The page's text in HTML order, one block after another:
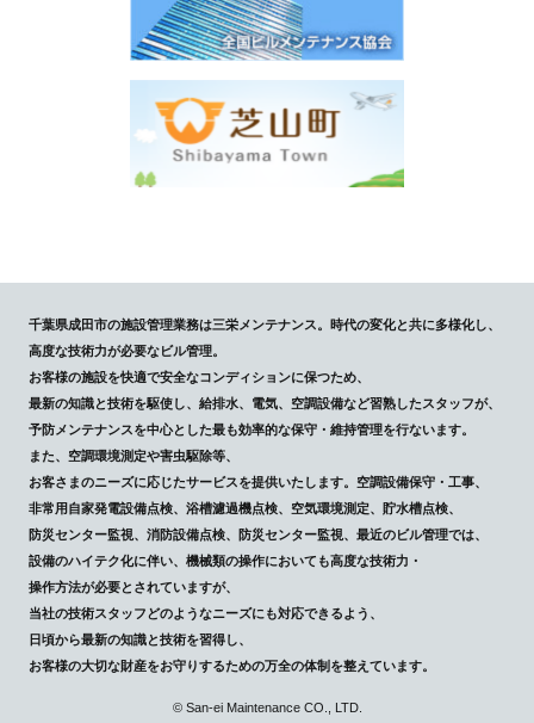
千葉県成田市の施設管理業務は三栄メンテナンス。時代の変化と共に多様化し、
高度な技術力が必要なビル管理。
お客様の施設を快適で安全なコンディションに保つため、
最新の知識と技術を駆使し、給排水、電気、空調設備など習熟したスタッフが、
予防メンテナンスを中心とした最も効率的な保守・維持管理を行ないます。
また、空調環境測定や害虫駆除等、
お客さまのニーズに応じたサービスを提供いたします。空調設備保守・工事、
非常用自家発電設備点検、浴槽濾過機点検、空気環境測定、貯水槽点検、
防災センター監視、消防設備点検、防災センター監視、最近のビル管理では、
設備のハイテク化に伴い、機械類の操作においても高度な技術力・
操作方法が必要とされていますが、
当社の技術スタッフどのようなニーズにも対応できるよう、
日頃から最新の知識と技術を習得し、
お客様の大切な財産をお守りするための万全の体制を整えています。
© San-ei Maintenance CO., LTD.